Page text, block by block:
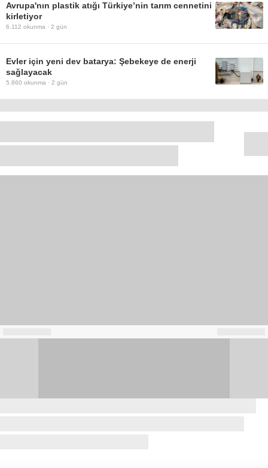
Avrupa'nın plastik atığı Türkiye’nin tarım cennetini
kirletiyor
6.112 okunma · 2 gün
Evler için yeni dev batarya: Şebekeye de enerji
sağlayacak
5.860 okunma · 2 gün